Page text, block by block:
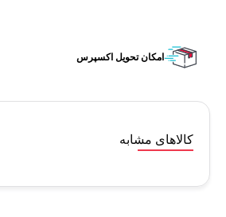
امکان تحویل اکسپرس
کالاهای مشابه